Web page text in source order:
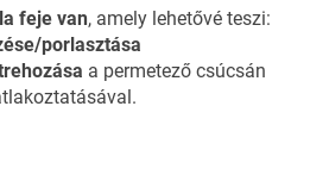
feje van, amely lehetővé teszi:
porlasztása
a permetező csúcsán